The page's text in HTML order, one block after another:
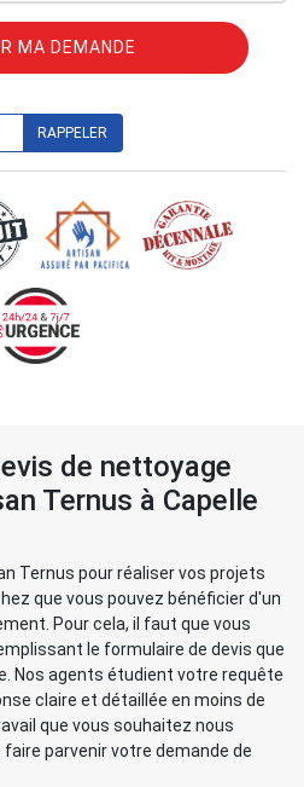
de nettoyage
Ternus à Capelle
Ternus pour réaliser vos projets
que vous pouvez bénéficier d'un
Pour cela, il faut que vous
le formulaire de devis que
Nos agents étudient votre requête
claire et détaillée en moins de
que vous souhaitez nous
parvenir votre demande de